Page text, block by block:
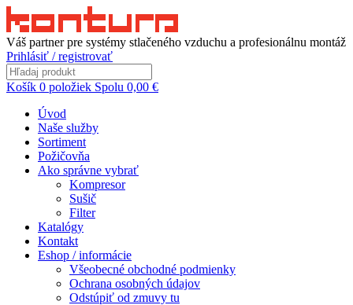
Váš partner pre systémy stlačeného vzduchu a profesionálnu montáž
Prihlásiť / registrovať
Košík 0 položiek Spolu 0,00 €
Úvod
Naše služby
Sortiment
Požičovňa
Ako správne vybrať
Kompresor
Sušič
Filter
Katalógy
Kontakt
Eshop / informácie
Všeobecné obchodné podmienky
Ochrana osobných údajov
Odstúpiť od zmuvy tu